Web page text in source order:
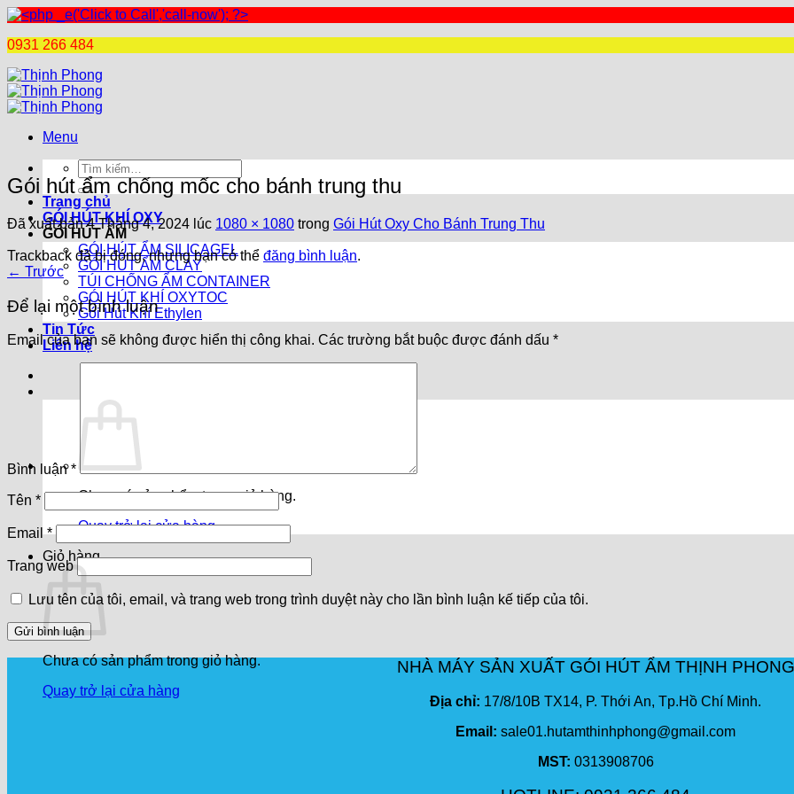
0931 266 484
Chuyển
đến
nội
Menu
Tìm
kiếm:
Trang chủ
GÓI HÚT KHÍ OXY
GÓI HÚT ẨM
GÓI HÚT ẨM SILICAGEL
GÓI HÚT ẨM CLAY
TÚI CHỐNG ẨM CONTAINER
GÓI HÚT KHÍ OXYTOC
Gói Hút Khí Ethylen
Tin Tức
Liên hệ
Chưa có sản phẩm trong giỏ hàng.
Quay trở lại cửa hàng
Giỏ hàng
Chưa có sản phẩm trong giỏ hàng.
Quay trở lại cửa hàng
Gói hút ẩm chống mốc cho bánh trung thu
Đã xuất bản4 Tháng 4, 2024 lúc 1080 × 1080 trong Gói Hút Oxy Cho Bánh Trung Thu
Trackback đã bị đóng, nhưng bạn có thể đăng bình luận.
← Trước
Để lại một bình luận
Email của bạn sẽ không được hiển thị công khai. Các trường bắt buộc được đánh dấu *
Bình luận*
Tên *
Email*
Trang web
Lưu tên của tôi, email, và trang web trong trình duyệt này cho lần bình luận kế tiếp của tôi.
NHÀ MÁY SẢN XUẤT GÓI HÚT ẨM THỊNH PHONG
Địa chỉ: 17/8/10B TX14, P. Thới An, Tp.Hồ Chí Minh.
Email: sale01.hutamthinhphong@gmail.com
MST: 0313908706